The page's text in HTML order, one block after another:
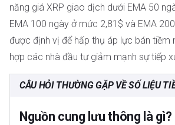
năng giá XRP giao dịch dưới EMA 50
EMA 100 ngày ở mức 2,81$ và EMA
được định vị để hấp thụ áp lực bán tiềm
hợp các nhà đầu tư giảm mạnh sự tiếp
CÂU HỎI THƯỜNG GẶP VỀ SỐ LIỆU
Nguồn cung lưu thông là gì?